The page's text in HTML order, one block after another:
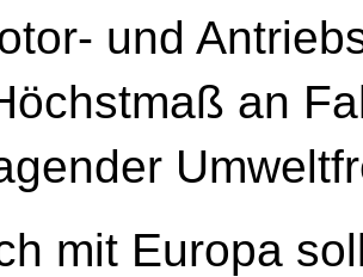
und
an
mit Europa